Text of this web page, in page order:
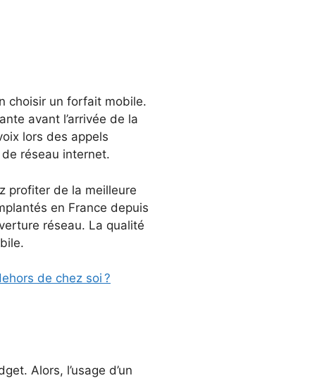
choisir un forfait mobile.
avant l’arrivée de la
lors des appels
réseau internet.
profiter de la meilleure
en France depuis
réseau. La qualité
de chez soi ?
Alors, l’usage d’un